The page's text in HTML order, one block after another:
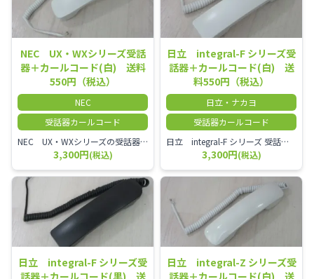
NEC UX・WXシリーズ受話
器＋カールコード(白) 送料
550円（税込）
NEC
受話器カールコード
NEC UX・WXシリーズの受話器とカールコードセット／本商品は中古品となります。 写真では分かりにくいキズ・汚れなどの使用感があります。 経年変化で日焼けの色味が強くなる場合がございます。 予めご理解・ご了承頂きますようお願いいたします。
3,300円(税込)
日立 integral-F シリーズ受
話器＋カールコード(白) 送
料550円（税込）
日立・ナカヨ
受話器カールコード
日立 integral-F シリーズ 受話器＋カールコード セット（白）／本商品は中古品となります。 写真では分かりにくいキズ・汚れなどの使用感があります。 経年変化で日焼けの色味が強くなる場合がございます。 予めご理解・ご了承頂きますようお願いいたします。
3,300円(税込)
日立 integral-F シリーズ受
日立 integral-Z シリーズ受